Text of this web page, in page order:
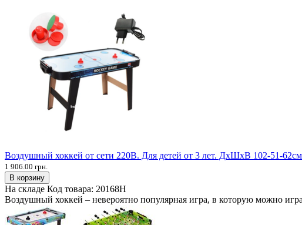
Воздушный хоккей от сети 220В. Для детей от 3 лет. ДхШхВ 102-51-
1 906.00 грн.
В корзину
На складе Код товара: 20168H
Воздушный хоккей – невероятно популярная игра, в которую можно